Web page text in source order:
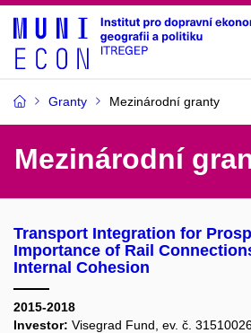
Granty Mezinárodní granty
Mezinárodní
Transport Integration for
Importance of Rail
Internal Cohesion
2015-2018
Investor: Visegrad Fund, ev. č.